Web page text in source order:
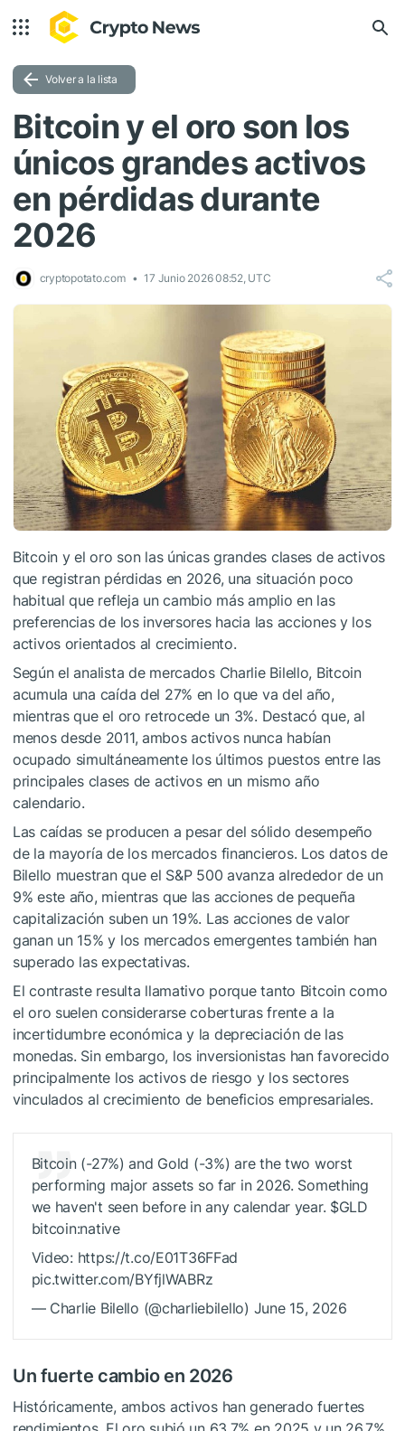
Volver a la lista
Bitcoin y el oro son los
únicos grandes activos
en pérdidas durante
2026
cryptopotato.com 17 Junio 2026 08:52, UTC
Bitcoin y el oro son las únicas grandes clases de activos
que registran pérdidas en 2026, una situación poco
habitual que refleja un cambio más amplio en las
preferencias de los inversores hacia las acciones y los
activos orientados al crecimiento.
Según el analista de mercados Charlie Bilello, Bitcoin
acumula una caída del 27% en lo que va del año,
mientras que el oro retrocede un 3%. Destacó que, al
menos desde 2011, ambos activos nunca habían
ocupado simultáneamente los últimos puestos entre las
principales clases de activos en un mismo año
calendario.
Las caídas se producen a pesar del sólido desempeño
de la mayoría de los mercados financieros. Los datos de
Bilello muestran que el S&P 500 avanza alrededor de un
9% este año, mientras que las acciones de pequeña
capitalización suben un 19%. Las acciones de valor
ganan un 15% y los mercados emergentes también han
superado las expectativas.
El contraste resulta llamativo porque tanto Bitcoin como
el oro suelen considerarse coberturas frente a la
incertidumbre económica y la depreciación de las
monedas. Sin embargo, los inversionistas han favorecido
principalmente los activos de riesgo y los sectores
vinculados al crecimiento de beneficios empresariales.
Bitcoin (-27%) and Gold (-3%) are the two worst
performing major assets so far in 2026. Something
we haven't seen before in any calendar year. $GLD
bitcoin:native
Video: https://t.co/E01T36FFad
pic.twitter.com/BYfjlWABRz
— Charlie Bilello (@charliebilello) June 15, 2026
Un fuerte cambio en 2026
Históricamente, ambos activos han generado fuertes